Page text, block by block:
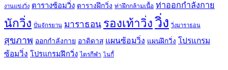
งานแข่งวิ่ง ตารางซ้อมวิ่ง ตารางฝึกวิ่ง ท่าฝึกกล้ามเนื้อ ท่าออกกำลังกาย
นักวิ่ง ปั่นจักรยาน มาราธอน รองเท้าวิ่ง วิ่ง วิ่งมาราธอน
สุขภาพ ออกกำลังกาย อาดิดาส แผนซ้อมวิ่ง แผนฝึกวิ่ง โปรแกรม
ซ้อมวิ่ง โปรแกรมฝึกวิ่ง ไตรกีฬา ไนกี้